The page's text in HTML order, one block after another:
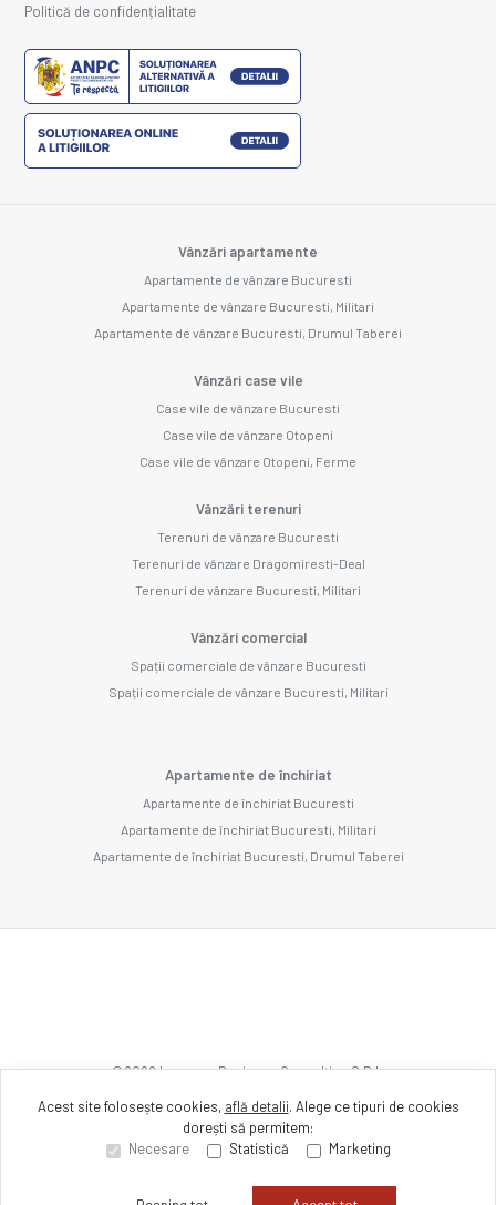
Politică de confidențialitate
Vânzări apartamente
Apartamente de vânzare Bucuresti
Apartamente de vânzare Bucuresti, Militari
Apartamente de vânzare Bucuresti, Drumul Taberei
Vânzări case vile
Case vile de vânzare Bucuresti
Case vile de vânzare Otopeni
Case vile de vânzare Otopeni, Ferme
Vânzări terenuri
Terenuri de vânzare Bucuresti
Terenuri de vânzare Dragomiresti-Deal
Terenuri de vânzare Bucuresti, Militari
Vânzări comercial
Spații comerciale de vânzare Bucuresti
Spații comerciale de vânzare Bucuresti, Militari
Apartamente de închiriat
Apartamente de închiriat Bucuresti
Apartamente de închiriat Bucuresti, Militari
Apartamente de închiriat Bucuresti, Drumul Taberei
©2026Imozone Business Consulting S.R.L.
Site creat în
Acest site folosește cookies, află detalii. Alege ce tipuri de cookies
dorești să permitem:
Necesare
Statistică Marketing